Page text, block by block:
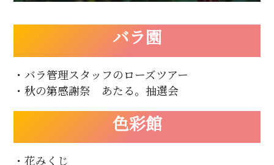
バラ園
・バラ管理スタッフのローズツアー
・秋の第感謝祭 あたる。抽選会
色彩館
・花みくじ